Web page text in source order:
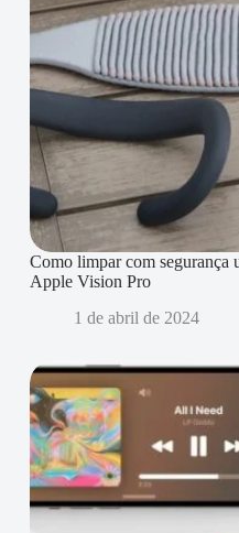
Como limpar com segurança
Apple Vision Pro
1 de abril de 2024